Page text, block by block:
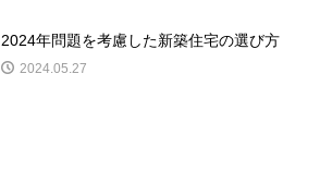
2024年問題を考慮した新築住宅の選び方
2024.05.27